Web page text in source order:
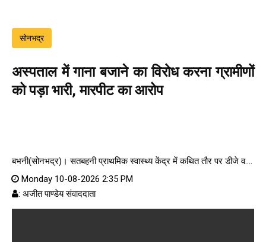
सोनभद्र
अस्पताल में गाना बजाने का विरोध करना ग्रामीणों
को पड़ा भारी, मारपीट का आरोप
बभनी(सोनभद्र)। सतबहनी प्राथमिक स्वास्थ्य केंद्र में कथित तौर पर डीजे व....
Monday 10-08-2026 2:35 PM
: अजीत पाण्डेय संवाददाता